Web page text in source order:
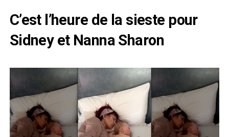
C’est l’heure de la sieste pour
Sidney et Nanna Sharon